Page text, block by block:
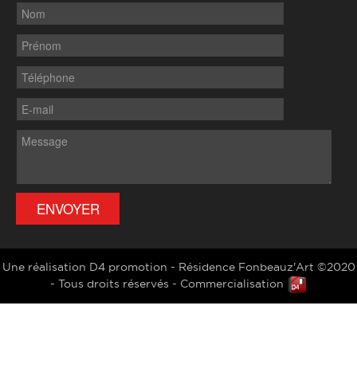
Une réalisation D4 promotion - Résidence Fonbeauz'Art ©2020
- Tous droits réservés - Commercialisation